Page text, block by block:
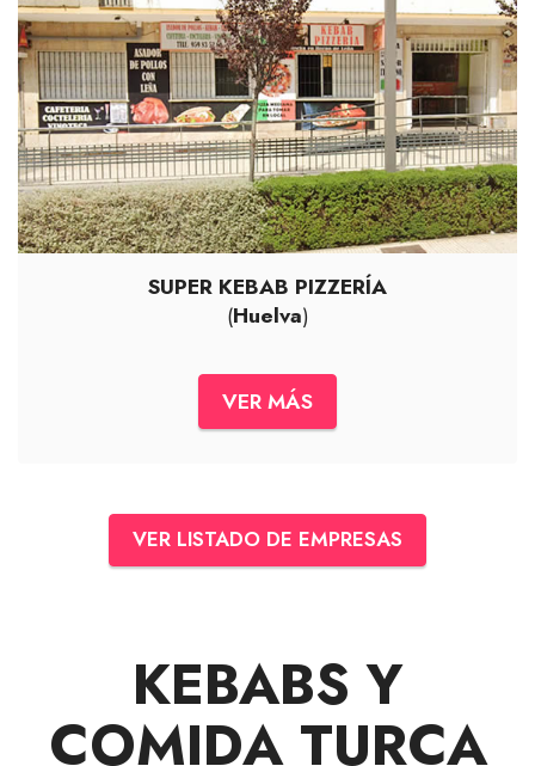
SUPER KEBAB PIZZERÍA
(Huelva)
VER MÁS
VER LISTADO DE EMPRESAS
KEBABS Y
COMIDA TURCA